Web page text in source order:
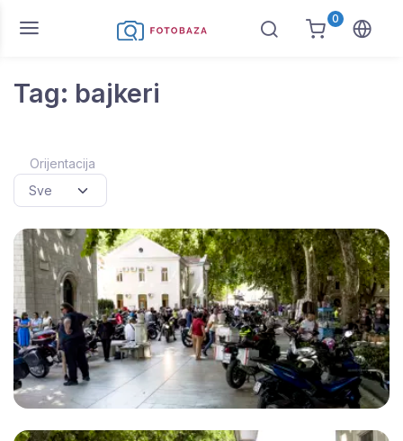
0
Tag: bajkeri
Orijentacija